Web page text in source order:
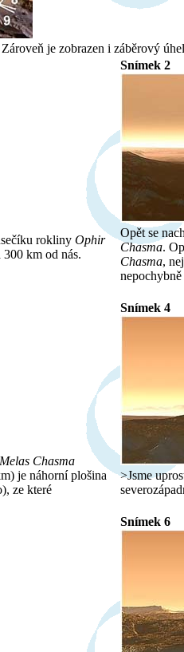
je zobrazen i záběrový
rokliny Ophir
300 km od nás.
Snímek 2
Opět se
Chasma.
Chasma,
Melas Chasma
je náhorní plošina
ze které
Snímek 4
>Jsme
Snímek 6